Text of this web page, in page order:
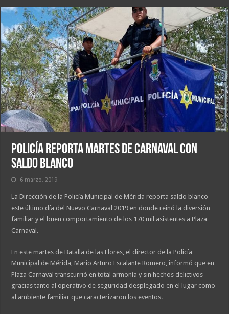
Policía reporta martes de carnaval con
saldo blanco
6 marzo, 2019
La Dirección de la Policía Municipal de Mérida reporta saldo blanco
este último día del Nuevo Carnaval 2019 en donde reinó la diversión
familiar y el buen comportamiento de los 170 mil asistentes a Plaza
Carnaval.
En este martes de Batalla de las Flores, el director de la Policía
Municipal de Mérida, Mario Arturo Escalante Romero, informó que en
Plaza Carnaval transcurrió en total armonía y sin hechos delictivos
gracias tanto al operativo de seguridad desplegado en el lugar como
al ambiente familiar que caracterizaron los eventos.